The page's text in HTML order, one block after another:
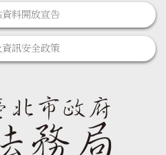
資料開放宣告
資訊安全政策